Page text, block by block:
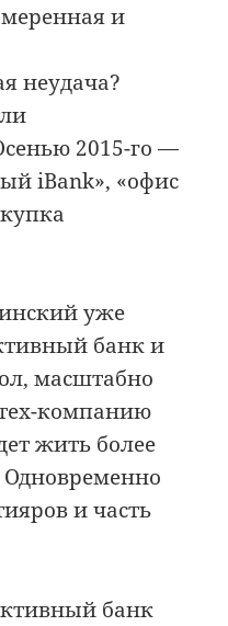
и
неудача?
2015-го —
iBank», «офис
уже
банк и
масштабно
компанию
жить более
и часть
банк